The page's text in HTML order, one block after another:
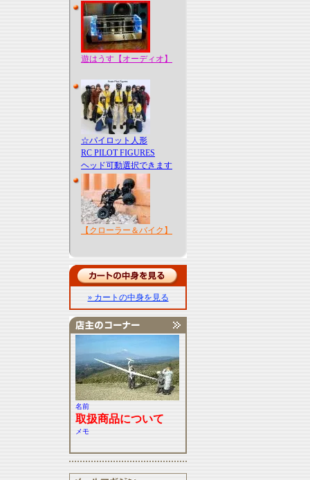
遊はうす【オーディオ】
☆パイロット人形
RC PILOT FIGURES
ヘッド可動選択できます
【クローラー＆バイク】
» カートの中身を見る
名前
取扱商品について
メモ